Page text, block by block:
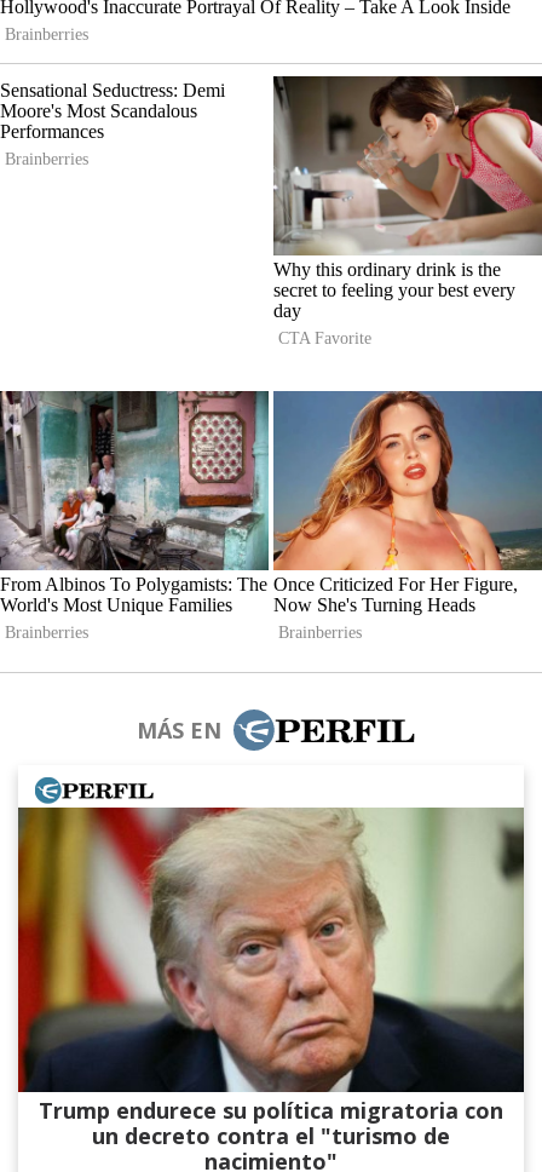
MÁS EN
Trump endurece su política migratoria con
un decreto contra el "turismo de
nacimiento"